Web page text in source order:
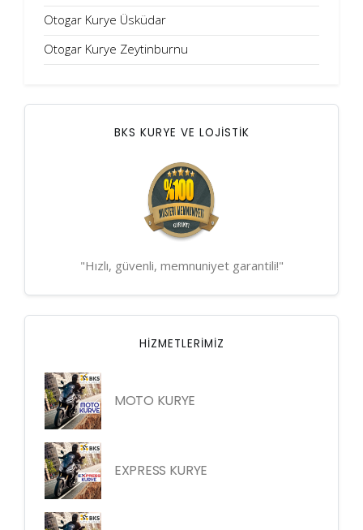
Otogar Kurye Üsküdar
Otogar Kurye Zeytinburnu
BKS KURYE VE LOJİSTİK
"Hızlı, güvenli, memnuniyet garantili!"
HIZMETLERIMIZ
MOTO KURYE
EXPRESS KURYE